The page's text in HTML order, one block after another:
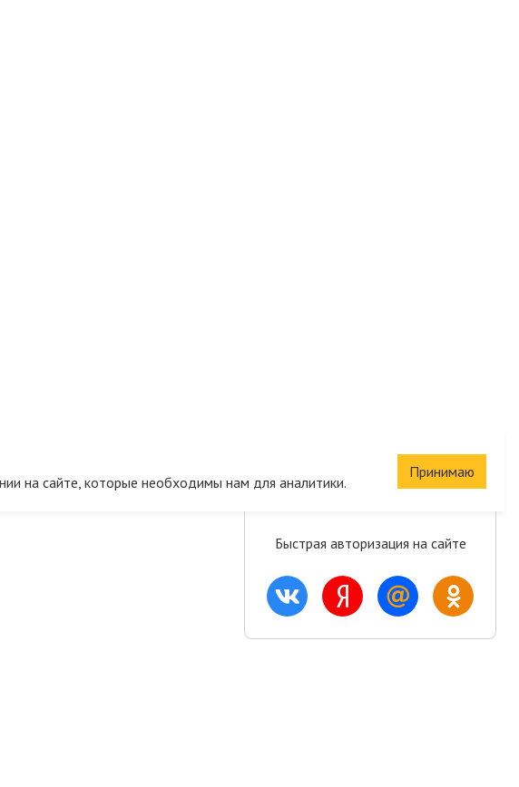
Сохраните корзину
Быстрая авторизация на сайте
на сайте, которые необходимы нам для аналитики.
Принимаю